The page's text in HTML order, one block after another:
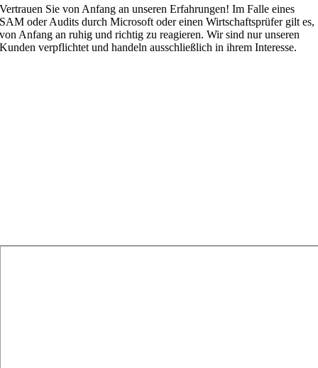
Vertrauen Sie von Anfang an unseren Erfahrungen! Im Falle eines
SAM oder Audits durch Microsoft oder einen Wirtschaftsprüfer gilt es,
von Anfang an ruhig und richtig zu reagieren. Wir sind nur unseren
Kunden verpflichtet und handeln ausschließlich in ihrem Interesse.